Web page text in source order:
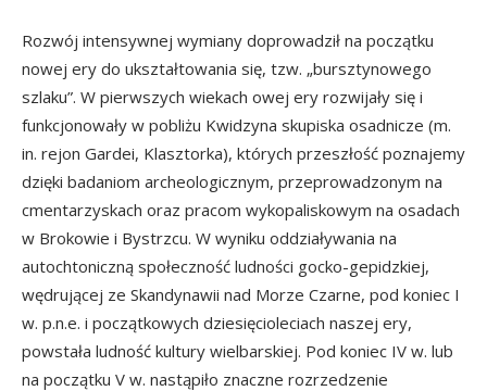
Rozwój intensywnej wymiany doprowadził na początku
nowej ery do ukształtowania się, tzw. „bursztynowego
szlaku”. W pierwszych wiekach owej ery rozwijały się i
funkcjonowały w pobliżu Kwidzyna skupiska osadnicze (m.
in. rejon Gardei, Klasztorka), których przeszłość poznajemy
dzięki badaniom archeologicznym, przeprowadzonym na
cmentarzyskach oraz pracom wykopaliskowym na osadach
w Brokowie i Bystrzcu. W wyniku oddziaływania na
autochtoniczną społeczność ludności gocko-gepidzkiej,
wędrującej ze Skandynawii nad Morze Czarne, pod koniec I
w. p.n.e. i początkowych dziesięcioleciach naszej ery,
powstała ludność kultury wielbarskiej. Pod koniec IV w. lub
na początku V w. nastąpiło znaczne rozrzedzenie